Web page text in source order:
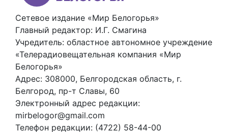
Сетевое издание «Мир Белогорья»
Главный редактор: И.Г. Смагина
Учредитель: областное автономное учреждение
«Телерадиовещательная компания «Мир
Белогорья»
Адрес: 308000, Белгородская область, г.
Белгород, пр-т Славы, 60
Электронный адрес редакции:
mirbelogor@gmail.com
Телефон редакции: (4722) 58-44-00